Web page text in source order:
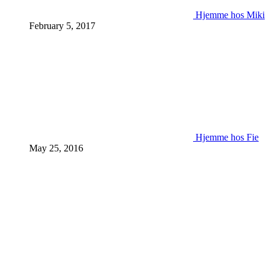
Hjemme hos Miki
February 5, 2017
Hjemme hos Fie
May 25, 2016